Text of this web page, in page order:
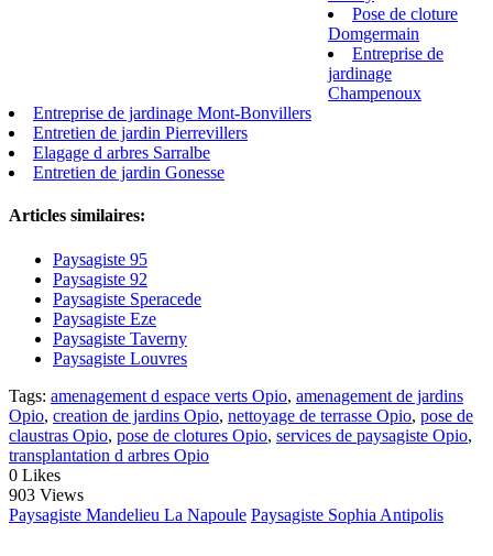
Pose de cloture
Domgermain
Entreprise de
jardinage
Champenoux
Entreprise de jardinage Mont-Bonvillers
Entretien de jardin Pierrevillers
Elagage d arbres Sarralbe
Entretien de jardin Gonesse
Articles similaires:
Paysagiste 95
Paysagiste 92
Paysagiste Speracede
Paysagiste Eze
Paysagiste Taverny
Paysagiste Louvres
Tags: amenagement d espace verts Opio, amenagement de jardins
Opio, creation de jardins Opio, nettoyage de terrasse Opio, pose de
claustras Opio, pose de clotures Opio, services de paysagiste Opio,
transplantation d arbres Opio
0 Likes
903 Views
Paysagiste Mandelieu La Napoule Paysagiste Sophia Antipolis